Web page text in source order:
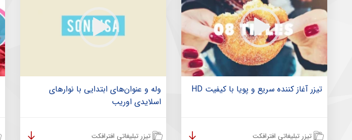
تیزر آغاز کننده سریع و پویا با کیفیت HD
تیزر تبلیغاتی افترافکت
وله و عنوان‌های ابتدایی با نوارهای
اسلایدی اوریب
تیزر تبلیغاتی افترافکت